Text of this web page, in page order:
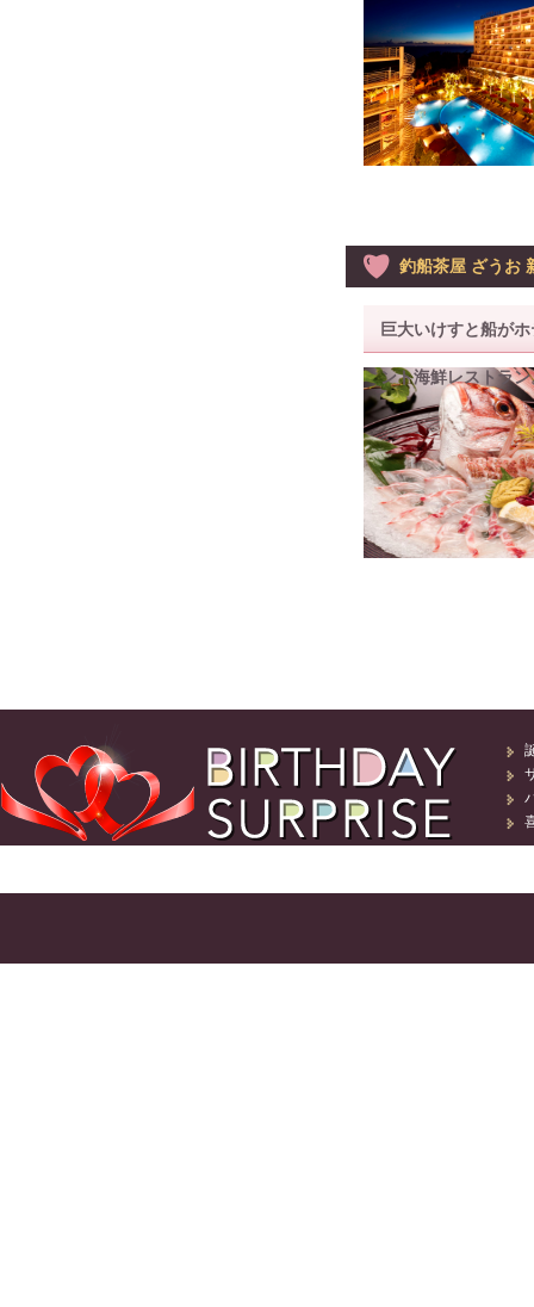
釣船茶屋 ざうお
巨大いけすと船が
ント海鮮レストラン